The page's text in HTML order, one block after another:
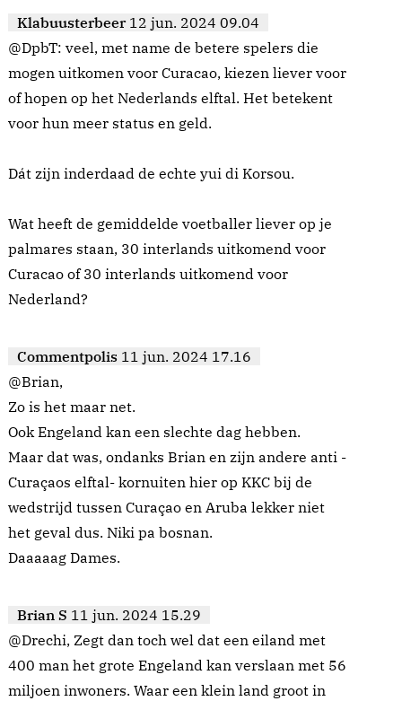
Klabuusterbeer 12 jun. 2024 09.04
@DpbT: veel, met name de betere spelers die
mogen uitkomen voor Curacao, kiezen liever voor
of hopen op het Nederlands elftal. Het betekent
voor hun meer status en geld.
Dát zijn inderdaad de echte yui di Korsou.
Wat heeft de gemiddelde voetballer liever op je
palmares staan, 30 interlands uitkomend voor
Curacao of 30 interlands uitkomend voor
Nederland?
Commentpolis 11 jun. 2024 17.16
@Brian,
Zo is het maar net.
Ook Engeland kan een slechte dag hebben.
Maar dat was, ondanks Brian en zijn andere anti -
Curaçaos elftal- kornuiten hier op KKC bij de
wedstrijd tussen Curaçao en Aruba lekker niet
het geval dus. Niki pa bosnan.
Daaaaag Dames.
Brian S 11 jun. 2024 15.29
@Drechi, Zegt dan toch wel dat een eiland met
400 man het grote Engeland kan verslaan met 56
miljoen inwoners. Waar een klein land groot in